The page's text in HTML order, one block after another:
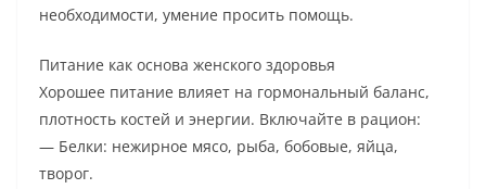
необходимости, умение просить помощь.
Питание как основа женского здоровья
Хорошее питание влияет на гормональный баланс,
плотность костей и энергии. Включайте в рацион:
— Белки: нежирное мясо, рыба, бобовые, яйца,
творог.